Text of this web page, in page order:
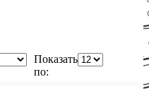
Показать
по: